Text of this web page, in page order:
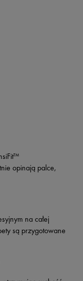
opinają palce,
na całej
są przygotowane